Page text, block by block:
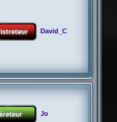
David_C
Jo